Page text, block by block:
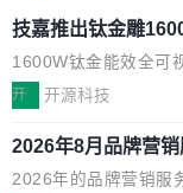
技嘉推出钛金雕
源：为发烧级主机
舰供电方案
1600W钛金能效全可
继2026台北电脑展首
电源专为发烧级DIY主
造，整机长度仅16厘
开 开源科技
2026年8月品牌营
从流量思维到品牌
2026年的品牌营销服